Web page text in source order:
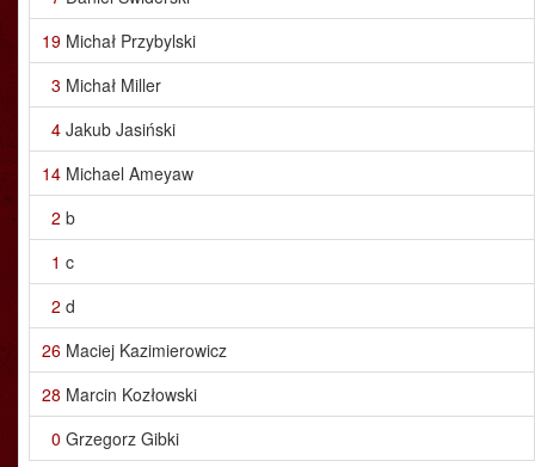
19 Michał Przybylski
3 Michał Miller
4 Jakub Jasiński
14 Michael Ameyaw
2 b
1 c
2 d
26 Maciej Kazimierowicz
28 Marcin Kozłowski
0 Grzegorz Gibki